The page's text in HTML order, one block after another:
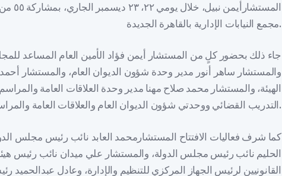
مجمع النيابات الإدارية بالقاهرة الجديدة.
جاء ذلك بحضور كلٍ من المستشار أيمن فؤاد الأمين العام المساعد للمجلس
والمستشار ساهر أنور مدير وحدة شؤون الديوان العام، والمستشار
الهيئة، والمستشار محمد صلاح مهنا مدير وحدة العلاقات العامة
التدريب القضائي ووحدتي شؤون الديوان العام والعلاقات العامة والمراسم.
كما شرف فعاليات الافتتاح المستشارمحمد العابد نائب رئيس مجلس
الحليم نائب رئيس مجلس الدولة، والمستشار علي ميدان نائب رئيس
القانونيين لرئيس الجهاز المركزي للتنظيم والإدارة، وعادل عبدالحميد